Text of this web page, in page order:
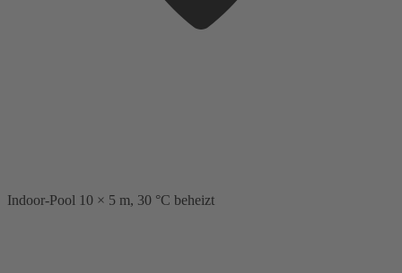
Indoor-Pool 10 × 5 m, 30 °C beheizt